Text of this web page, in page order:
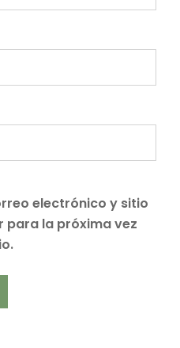
electrónico y sitio
para la próxima vez